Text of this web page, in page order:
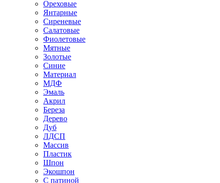
Ореховые
Янтарные
Сиреневые
Салатовые
Фиолетовые
Мятные
Золотые
Синие
Материал
МДФ
Эмаль
Акрил
Береза
Дерево
Дуб
ЛДСП
Массив
Пластик
Шпон
Экошпон
С патиной